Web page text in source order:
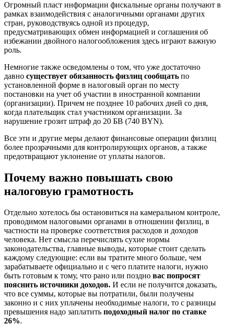
Огромный пласт информации фискальные органы получают в
рамках взаимодействия с аналогичными органами других
стран, руководствуясь одной из процедур,
предусматривающих обмен информацией и соглашения об
избежании двойного налогообложения здесь играют важную
роль.
Немногие также осведомлены о том, что уже достаточно
давно существует обязанность физлиц сообщать по
установленной форме в налоговый орган по месту
постановки на учет об участии в иностранной компании
(организации). Причем не позднее 10 рабочих дней со дня,
когда плательщик стал участником организации. За
нарушение грозит штраф до 20 БВ (740 BYN).
Все эти и другие меры делают финансовые операции физлиц
более прозрачными для контролирующих органов, а также
предотвращают уклонение от уплаты налогов.
Почему важно повышать свою
налоговую грамотность
Отдельно хотелось бы остановиться на камеральном контроле,
проводимом налоговыми органами в отношении физлиц, в
частности на проверке соответствия расходов и доходов
человека. Нет смысла перечислять сухие нормы
законодательства, главные выводы, которые стоит сделать
каждому следующие: если вы тратите много больше, чем
зарабатываете официально и с чего платите налоги, нужно
быть готовым к тому, что рано или поздно вас попросят
пояснить источники доходов. И если не получится доказать,
что все суммы, которые вы потратили, были получены
законно и с них уплачены необходимые налоги, то с разницы
превышения надо заплатить подоходный налог по ставке
26%.